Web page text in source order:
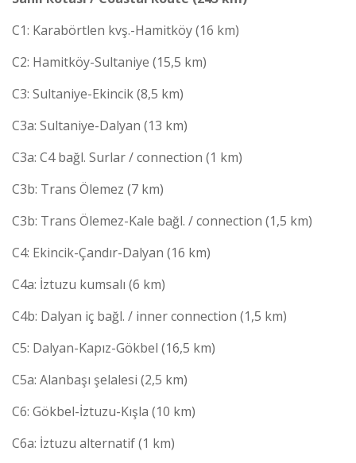
C1: Karabörtlen kvş.-Hamitköy (16 km)
C2: Hamitköy-Sultaniye (15,5 km)
C3: Sultaniye-Ekincik (8,5 km)
C3a: Sultaniye-Dalyan (13 km)
C3a: C4 bağl. Surlar / connection (1 km)
C3b: Trans Ölemez (7 km)
C3b: Trans Ölemez-Kale bağl. / connection (1,5 km)
C4: Ekincik-Çandır-Dalyan (16 km)
C4a: İztuzu kumsalı (6 km)
C4b: Dalyan iç bağl. / inner connection (1,5 km)
C5: Dalyan-Kapız-Gökbel (16,5 km)
C5a: Alanbaşı şelalesi (2,5 km)
C6: Gökbel-İztuzu-Kışla (10 km)
C6a: İztuzu alternatif (1 km)